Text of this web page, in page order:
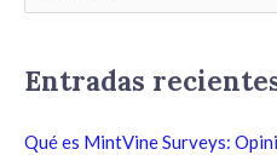
a
Entradas
Qué es MintVine Surveys: